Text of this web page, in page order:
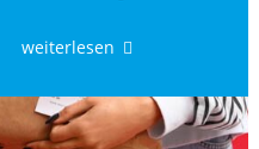
weiterlesen